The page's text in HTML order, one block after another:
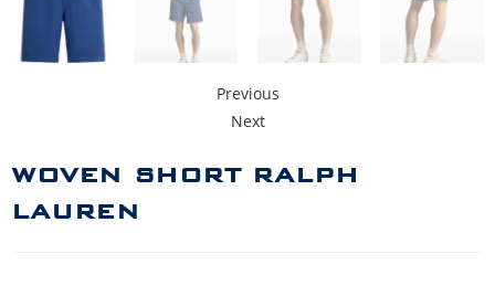
Previous
Next
WOVEN SHORT RALPH
LAUREN